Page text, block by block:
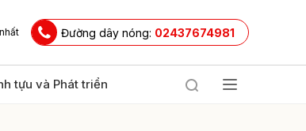
Đường dây nóng: 02437674981
tựu và Phát triển